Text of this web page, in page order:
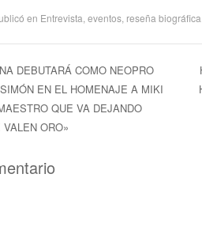
en Entrevista,eventos, reseña biográfica
de entradas
DEBUTARÁ COMO NEOPRO
EN EL HOMENAJE A MIKI
QUE VA DEJANDO
ORO»